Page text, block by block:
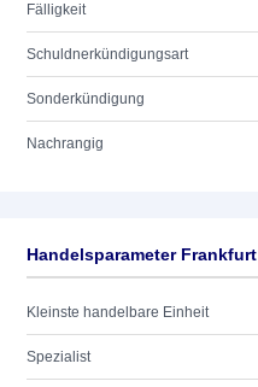
Fälligkeit
Schuldnerkündigungsart
Sonderkündigung
Nachrangig
Handelsparameter Frankfurt
Kleinste handelbare Einheit
Spezialist